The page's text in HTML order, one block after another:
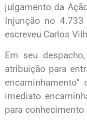
julgamento da
Injunção no
escreveu Carlos
Em seu
atribuição para
imediato
para conhecimento